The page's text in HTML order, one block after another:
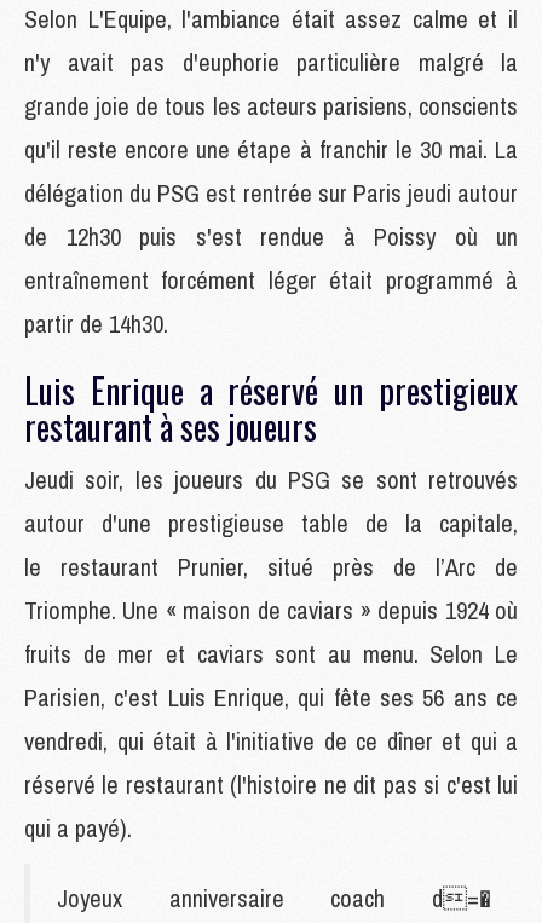
Selon L'Equipe, l'ambiance était assez calme et il
n'y avait pas d'euphorie particulière malgré la
grande joie de tous les acteurs parisiens, conscients
qu'il reste encore une étape à franchir le 30 mai. La
délégation du PSG est rentrée sur Paris jeudi autour
de 12h30 puis s'est rendue à Poissy où un
entraînement forcément léger était programmé à
partir de 14h30.
Luis Enrique a réservé un prestigieux
restaurant à ses joueurs
Jeudi soir, les joueurs du PSG se sont retrouvés
autour d'une prestigieuse table de la capitale,
le restaurant Prunier, situé près de l’Arc de
Triomphe. Une « maison de caviars » depuis 1924 où
fruits de mer et caviars sont au menu. Selon Le
Parisien, c'est Luis Enrique, qui fête ses 56 ans ce
vendredi, qui était à l'initiative de ce dîner et qui a
réservé le restaurant (l'histoire ne dit pas si c'est lui
qui a payé).
Joyeux anniversaire coach d=�